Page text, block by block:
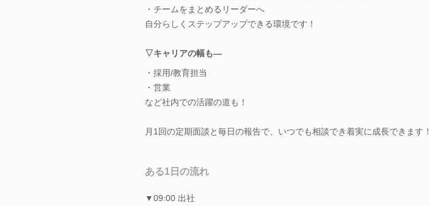
・チームをまとめるリーダーへ
自分らしくステップアップできる環境です！
▽キャリアの幅も―
・採用/教育担当
・営業
など社内での活躍の道も！
月1回の定期面談と毎日の報告で、いつでも相談でき着実に成長できます！
ある1日の流れ
▼09:00 出社